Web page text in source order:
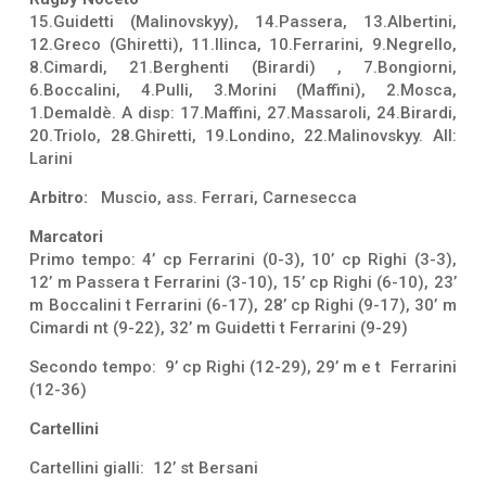
15.Guidetti (Malinovskyy), 14.Passera, 13.Albertini,
12.Greco (Ghiretti), 11.Ilinca, 10.Ferrarini, 9.Negrello,
8.Cimardi, 21.Berghenti (Birardi) , 7.Bongiorni,
6.Boccalini, 4.Pulli, 3.Morini (Maffini), 2.Mosca,
1.Demaldè. A disp: 17.Maffini, 27.Massaroli, 24.Birardi,
20.Triolo, 28.Ghiretti, 19.Londino, 22.Malinovskyy. All:
Larini
Arbitro: Muscio, ass. Ferrari, Carnesecca
Marcatori
Primo tempo: 4’ cp Ferrarini (0-3), 10’ cp Righi (3-3),
12’ m Passera t Ferrarini (3-10), 15’ cp Righi (6-10), 23’
m Boccalini t Ferrarini (6-17), 28’ cp Righi (9-17), 30’ m
Cimardi nt (9-22), 32’ m Guidetti t Ferrarini (9-29)
Secondo tempo: 9’ cp Righi (12-29), 29’ m e t Ferrarini
(12-36)
Cartellini
Cartellini gialli: 12’ st Bersani